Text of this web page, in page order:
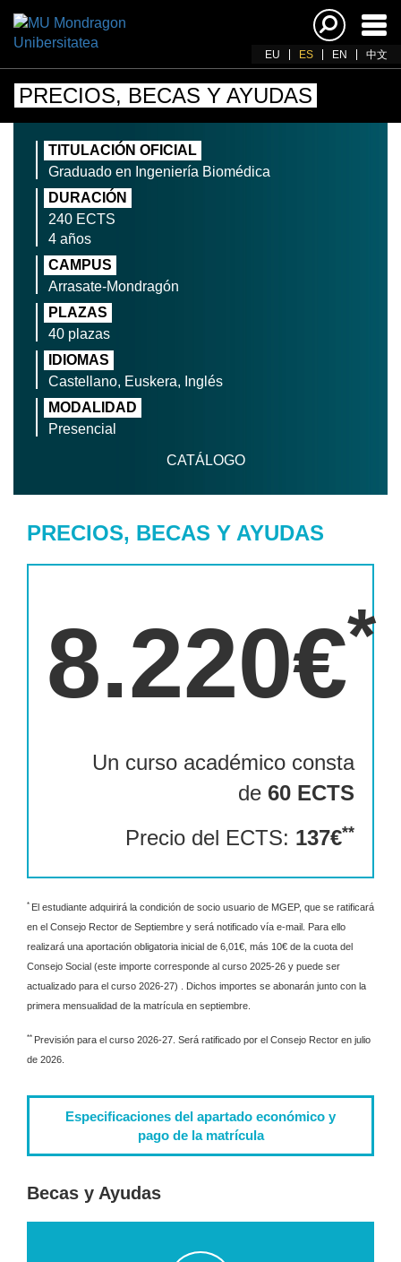
EU ES EN 中文
PRECIOS, BECAS Y AYUDAS
TITULACIÓN OFICIAL
Graduado en Ingeniería Biomédica
DURACIÓN
240 ECTS
4 años
CAMPUS
Arrasate-Mondragón
PLAZAS
40 plazas
IDIOMAS
Castellano, Euskera, Inglés
MODALIDAD
Presencial
CATÁLOGO
PRECIOS, BECAS Y AYUDAS
8.220€*
Un curso académico consta
de 60 ECTS
Precio del ECTS: 137€**
* El estudiante adquirirá la condición de socio usuario de MGEP, que se ratificará
en el Consejo Rector de Septiembre y será notificado vía e-mail. Para ello
realizará una aportación obligatoria inicial de 6,01€, más 10€ de la cuota del
Consejo Social (este importe corresponde al curso 2025-26 y puede ser
actualizado para el curso 2026-27) . Dichos importes se abonarán junto con la
primera mensualidad de la matrícula en septiembre.
** Previsión para el curso 2026-27. Será ratificado por el Consejo Rector en julio
de 2026.
Especificaciones del apartado económico y
pago de la matrícula
Becas y Ayudas